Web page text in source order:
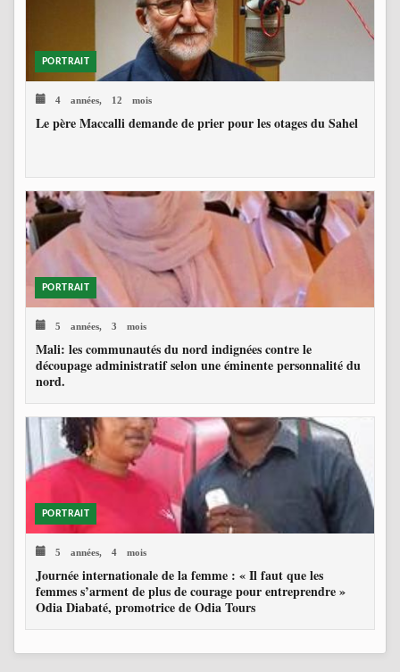
PORTRAIT
4 années, 12 mois
Le père Maccalli demande de prier pour les otages du Sahel
PORTRAIT
5 années, 3 mois
Mali: les communautés du nord indignées contre le
découpage administratif selon une éminente personnalité du
nord.
PORTRAIT
5 années, 4 mois
Journée internationale de la femme : « Il faut que les
femmes s’arment de plus de courage pour entreprendre »
Odia Diabaté, promotrice de Odia Tours